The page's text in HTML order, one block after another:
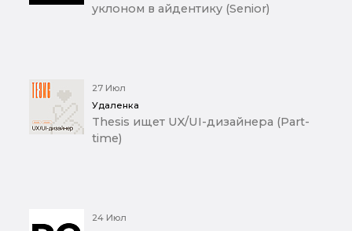
уклоном в айдентику (Senior)
27 Июл
Удаленка
Thesis ищет UX/UI-дизайнера (Part-
time)
24 Июл